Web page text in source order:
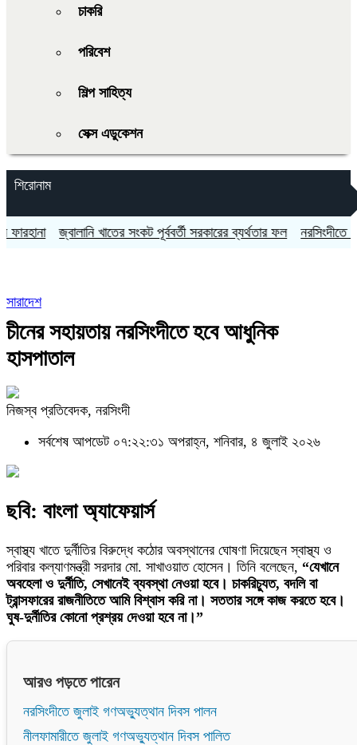
চাকরি
পরিবেশ
শিল্প সাহিত্য
সেক্স এডুকেশন
শিরোনাম
জ্বালানি খাতের সংকট পূর্ববর্তী সরকারের ব্যর্থতার ফল নরসিংদীতে জুলাই
সারাদেশ
চীনের সহায়তায় নরসিংদীতে হবে আধুনিক
হাসপাতাল
নিজস্ব প্রতিবেদক, নরসিংদী
সর্বশেষ আপডেট ০৭:২২:৩১ অপরাহ্ন, শনিবার, ৪ জুলাই ২০২৬
ছবি: বাংলা অ্যাফেয়ার্স
স্বাস্থ্য খাতে দুর্নীতির বিরুদ্ধে কঠোর অবস্থানের ঘোষণা দিয়েছেন স্বাস্থ্য ও
পরিবার কল্যাণমন্ত্রী সরদার মো. সাখাওয়াত হোসেন। তিনি বলেছেন, “যেখানে
অবহেলা ও দুর্নীতি, সেখানেই ব্যবস্থা নেওয়া হবে। চাকরিচ্যুত, বদলি বা
ট্রান্সফারের রাজনীতিতে আমি বিশ্বাস করি না। সততার সঙ্গে কাজ করতে হবে।
ঘুষ-দুর্নীতির কোনো প্রশ্রয় দেওয়া হবে না।”
আরও পড়তে পারেন
নরসিংদীতে জুলাই গণঅভ্যুত্থান দিবস পালন
নীলফামারীতে জুলাই গণঅভ্যুত্থান দিবস পালিত